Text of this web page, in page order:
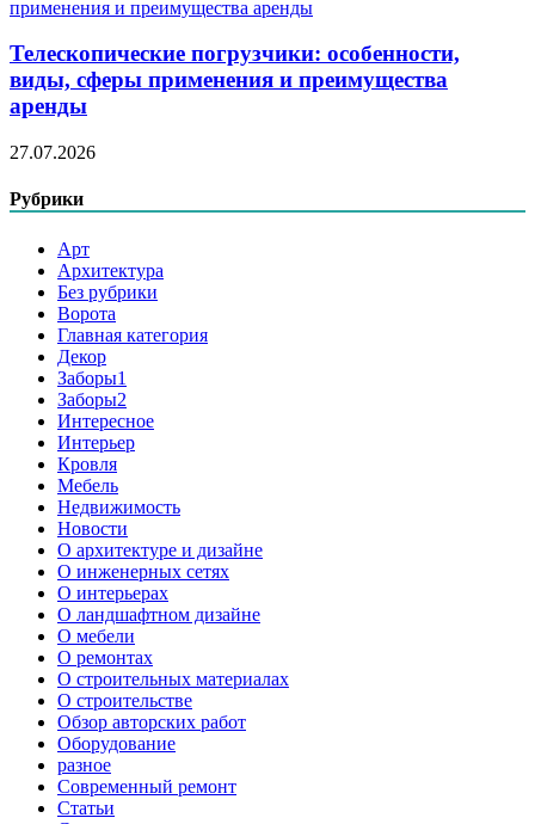
Телескопические погрузчики: особенности,
виды, сферы применения и преимущества
аренды
27.07.2026
Рубрики
Арт
Архитектура
Без рубрики
Ворота
Главная категория
Декор
Заборы1
Заборы2
Интересное
Интерьер
Кровля
Мебель
Недвижимость
Новости
О архитектуре и дизайне
О инженерных сетях
О интерьерах
О ландшафтном дизайне
О мебели
О ремонтах
О строительных материалах
О строительстве
Обзор авторских работ
Оборудование
разное
Современный ремонт
Статьи